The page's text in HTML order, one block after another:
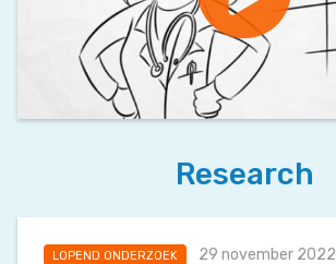
Research
LOPEND ONDERZOEK 29 november 2022